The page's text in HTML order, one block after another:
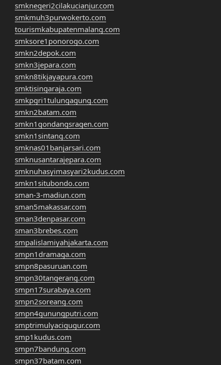
smknegeri2cilakucianjur.com
smkmuh3purwokerto.com
tourismkabupatenmalang.com
smksore1ponorogo.com
smkn2depok.com
smkn3jepara.com
smkn8tikjayapura.com
smktisingaraja.com
smkpgri1tulungagung.com
smkn2batam.com
smkn1gondangsragen.com
smkn1sintang.com
smknas01banjarsari.com
smknusantarajepara.com
smknuhasyimasyari2kudus.com
smkn1situbondo.com
sman-3-madiun.com
sman5makassar.com
sman3denpasar.com
sman3brebes.com
smpalislamiyahjakarta.com
smpn1dramaga.com
smpn8pasuruan.com
smpn30tangerang.com
smpn17surabaya.com
smpn2soreang.com
smpn4gunungputri.com
smptrimulyacigugur.com
smp1kudus.com
smpn7bandung.com
smpn37batam.com